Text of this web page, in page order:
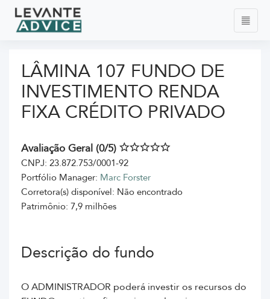
LÂMINA 107 FUNDO DE
INVESTIMENTO RENDA
FIXA CRÉDITO PRIVADO
Avaliação Geral (0/5)
CNPJ: 23.872.753/0001-92
Portfólio Manager: Marc Forster
Corretora(s) disponível: Não encontrado
Patrimônio: 7,9 milhões
Descrição do fundo
O ADMINISTRADOR poderá investir os recursos do